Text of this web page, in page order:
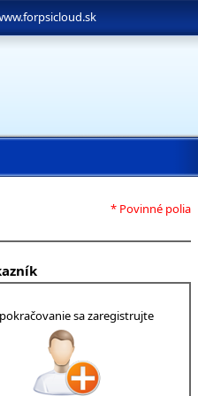
* Povinné polia
sa zaregistrujte